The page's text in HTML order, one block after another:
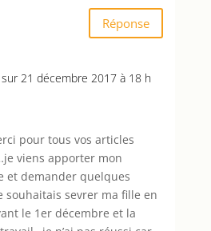
Réponse
sur 21 décembre 2017 à 18 h
pour tous vos articles
viens apporter mon
et demander quelques
souhaitais sevrer ma fille en
le 1er décembre et la